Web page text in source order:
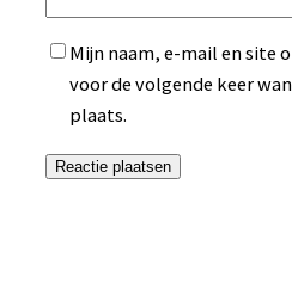
Mijn naam, e-mail en site
voor de volgende keer
plaats.